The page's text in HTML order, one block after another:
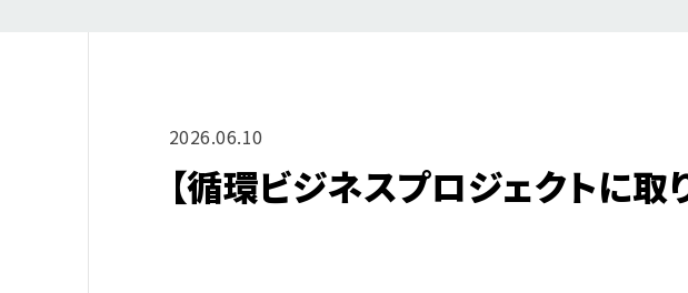
2026.06.10
【循環ビジネスプロジェクトに取